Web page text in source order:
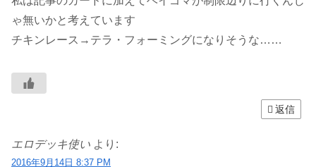
ゃ無いかと考えています
チキンレース→テラ・フォーミングになりそうな……
返信
エロデッキ使い より:
2016年9月14日 8:37 PM